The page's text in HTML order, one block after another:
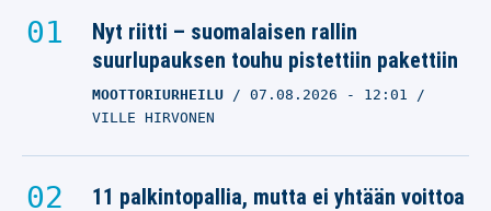
Nyt riitti – suomalaisen rallin
suurlupauksen touhu pistettiin pakettiin
MOOTTORIURHEILU 07.08.2026 - 12:01
VILLE HIRVONEN
11 palkintopallia, mutta ei yhtään voittoa